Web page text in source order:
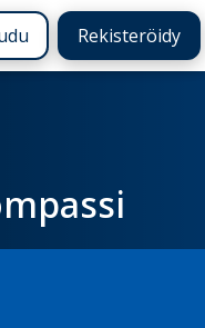
Rekisteröidy